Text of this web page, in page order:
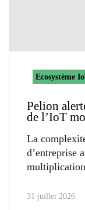
Ecosystème
Pelion
de l’IoT
La
d’entreprise
31 juillet 2026